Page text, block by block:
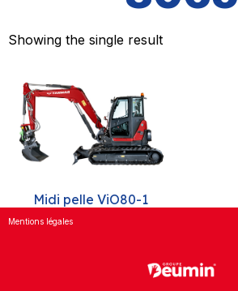
Showing the single result
Midi pelle ViO80-1
Mentions légales